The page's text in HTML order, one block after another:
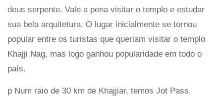
deus serpente. Vale a pena visitar o templo e estudar
sua bela arquitetura. O lugar inicialmente se tornou
popular entre os turistas que queriam visitar o templo
Khajji Nag, mas logo ganhou popularidade em todo o
país.
p Num raio de 30 km de Khajjiar, temos Jot Pass,